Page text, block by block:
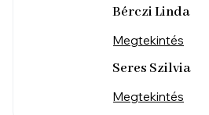
Bérczi Linda
Megtekintés
Seres Szilvia
Megtekintés